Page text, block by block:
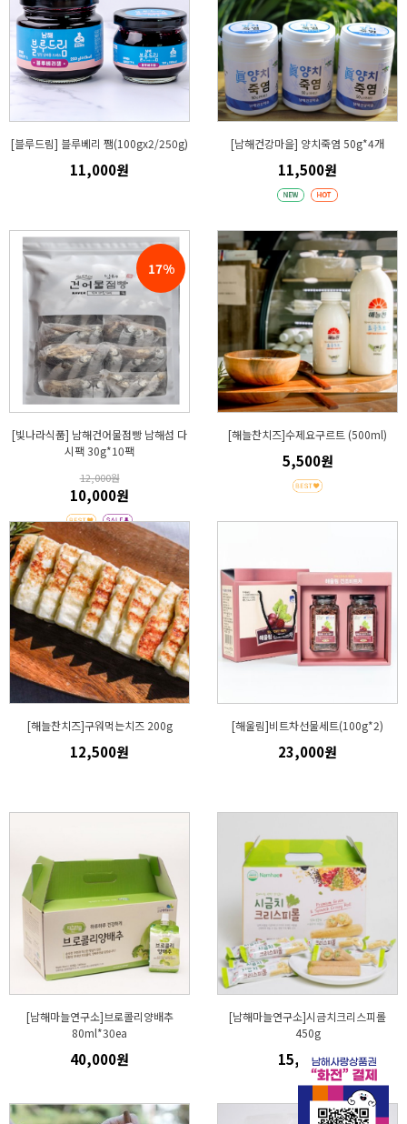
[블루드림] 블루베리 쨈(100gx2/250g)
11,000원
[남해건강마을] 양치죽염 50g*4개
11,500원
17%
[빛나라식품] 남해건어물점빵 남해섬 다
시팩 30g*10팩
12,000원
10,000원
[해늘찬치즈]수제요구르트 (500ml)
5,500원
[해늘찬치즈]구워먹는치즈 200g
12,500원
[해울림]비트차선물세트(100g*2)
23,000원
[남해마늘연구소]브로콜리양배추
80ml*30ea
40,000원
[남해마늘연구소]시금치크리스피롤
450g
15,000원